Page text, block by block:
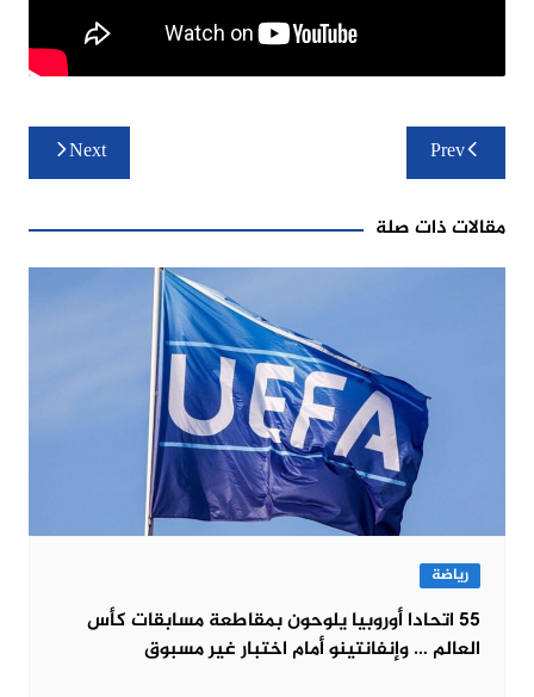
تصفّح
المقالات
Prev
Next
مقالات ذات صلة
رياضة
55 اتحادا أوروبيا يلوحون بمقاطعة مسابقات كأس
العالم … وإنفانتينو أمام اختبار غير مسبوق